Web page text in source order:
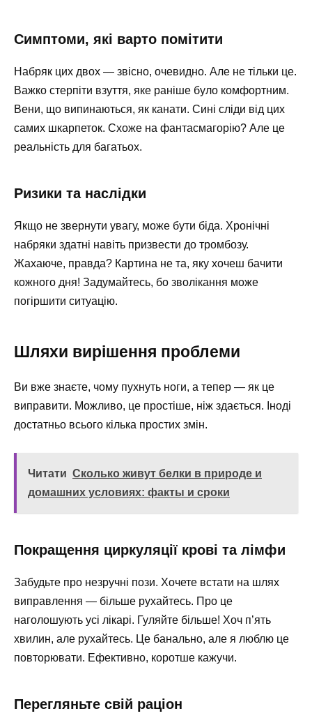
Симптоми, які варто помітити
Набряк цих двох — звісно, очевидно. Але не тільки це.
Важко стерпіти взуття, яке раніше було комфортним.
Вени, що випинаються, як канати. Сині сліди від цих
самих шкарпеток. Схоже на фантасмагорію? Але це
реальність для багатьох.
Ризики та наслідки
Якщо не звернути увагу, може бути біда. Хронічні
набряки здатні навіть призвести до тромбозу.
Жахаюче, правда? Картина не та, яку хочеш бачити
кожного дня! Задумайтесь, бо зволікання може
погіршити ситуацію.
Шляхи вирішення проблеми
Ви вже знаєте, чому пухнуть ноги, а тепер — як це
виправити. Можливо, це простіше, ніж здається. Іноді
достатньо всього кілька простих змін.
Читати Сколько живут белки в природе и
домашних условиях: факты и сроки
Покращення циркуляції крові та лімфи
Забудьте про незручні пози. Хочете встати на шлях
виправлення — більше рухайтесь. Про це
наголошують усі лікарі. Гуляйте більше! Хоч п’ять
хвилин, але рухайтесь. Це банально, але я люблю це
повторювати. Ефективно, коротше кажучи.
Перегляньте свій раціон